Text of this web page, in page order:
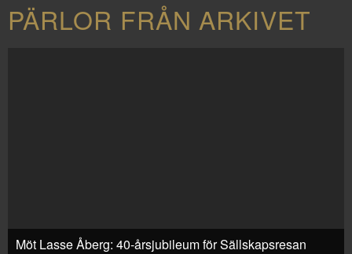
PÄRLOR FRÅN ARKIVET
Möt Lasse Åberg: 40-årsjubileum för Sällskapsresan